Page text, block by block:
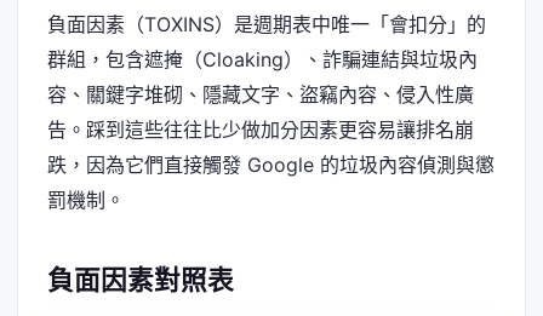
負面因素（TOXINS）是週期表中唯一「會扣分」的
群組，包含遮掩（Cloaking）、詐騙連結與垃圾內
容、關鍵字堆砌、隱藏文字、盜竊內容、侵入性廣
告。踩到這些往往比少做加分因素更容易讓排名崩
跌，因為它們直接觸發 Google 的垃圾內容偵測與懲
罰機制。
負面因素對照表